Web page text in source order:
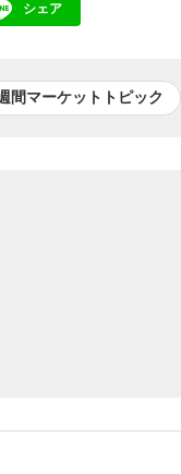
LINE
シェア
間マーケットトピック